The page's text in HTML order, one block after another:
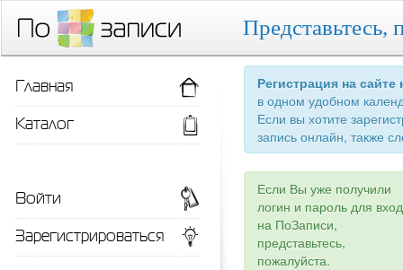
Представьтесь,
Регистрация на
в одном удобном
Если вы хотите
запись онлайн, также
Если Вы уже получили
логин и пароль для
на ПоЗаписи,
представьтесь,
пожалуйста.
Главная
Каталог
Войти
Зарегистрироваться